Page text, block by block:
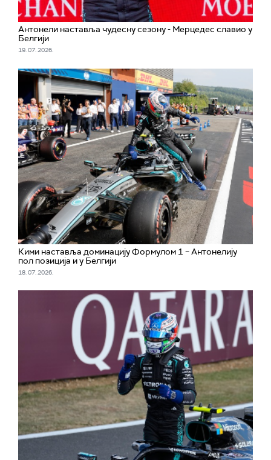
Aнтонели наставља чудесну сезону - Мерцедес славио у
Белгији
19. 07. 2026.
Кими наставља доминацију Формулом 1 – Антонелију
пол позиција и у Белгији
18. 07. 2026.